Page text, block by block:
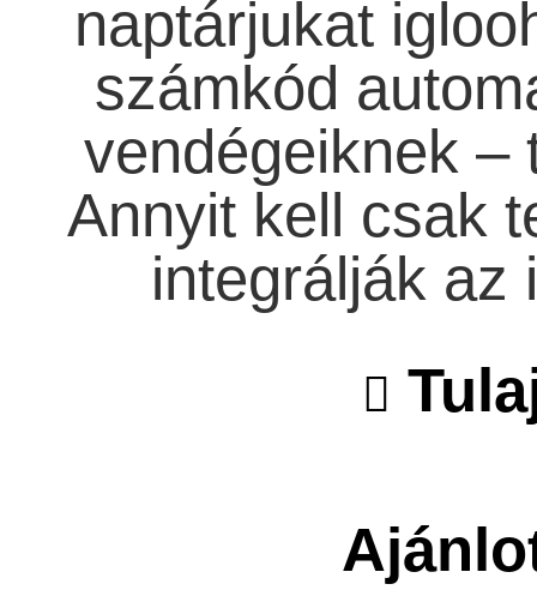
naptárjukat
számkód
vendégeiknek –
Annyit kell csak
integrálják az